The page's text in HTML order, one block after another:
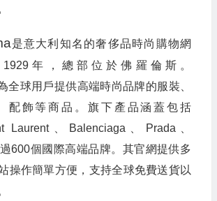
是意大利知名的奢侈品時尚購物網
年，總部位於佛羅倫斯。
全球用戶提供高端時尚品牌的服裝、
配飾等商品。旗下產品涵蓋包括
Laurent、Balenciaga、Prada、
600個國際高端品牌。其官網提供多
操作簡單方便，支持全球免費送貨以